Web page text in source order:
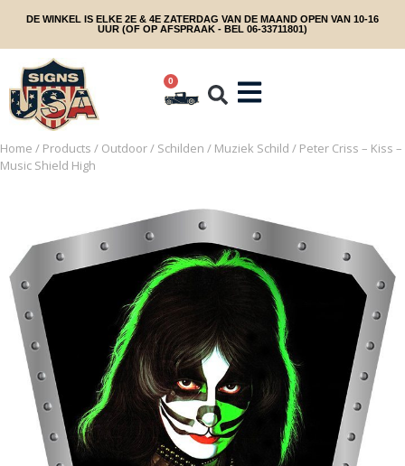
DE WINKEL IS ELKE 2E & 4E ZATERDAG VAN DE MAAND OPEN VAN 10-16
UUR (OF OP AFSPRAAK - BEL 06-33711801)
0
Home / Products / Outdoor/ Schilden / Muziek Schild / Peter Criss – Kiss –
Music Shield High